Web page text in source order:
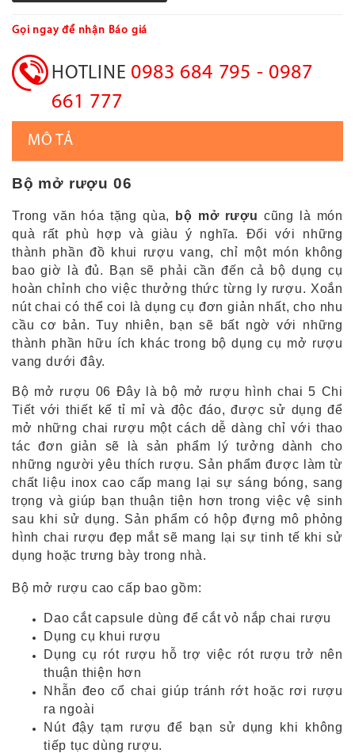
Gọi ngay để nhận Báo giá
HOTLINE 0983 684 795 - 0987
661 777
MÔ TẢ
Bộ mở rượu 06
Trong văn hóa tặng qùa, bộ mở rượu cũng là món
quà rất phù hợp và giàu ý nghĩa. Đối với những
thành phần đồ khui rượu vang, chỉ một món không
bao giờ là đủ. Bạn sẽ phải cần đến cả bộ dụng cụ
hoàn chỉnh cho việc thưởng thức từng ly rượu. Xoắn
nút chai có thể coi là dụng cụ đơn giản nhất, cho nhu
cầu cơ bản. Tuy nhiên, bạn sẽ bất ngờ với những
thành phần hữu ích khác trong bộ dụng cụ mở rượu
vang dưới đây.
Bộ mở rượu 06 Đây là bộ mở rượu hình chai 5 Chi
Tiết với thiết kế tỉ mỉ và độc đáo, được sử dụng để
mở những chai rượu một cách dễ dàng chỉ với thao
tác đơn giản sẽ là sản phẩm lý tưởng dành cho
những người yêu thích rượu. Sản phẩm được làm từ
chất liệu inox cao cấp mang lại sự sáng bóng, sang
trọng và giúp bạn thuận tiện hơn trong việc vệ sinh
sau khi sử dụng. Sản phẩm có hộp đựng mô phỏng
hình chai rượu đẹp mắt sẽ mang lại sự tinh tế khi sử
dụng hoặc trưng bày trong nhà.
Bộ mở rượu cao cấp bao gồm:
Dao cắt capsule dùng để cắt vỏ nắp chai rượu
Dụng cụ khui rượu
Dụng cụ rót rượu hỗ trợ việc rót rượu trở nên
thuận thiện hơn
Nhẫn đeo cổ chai giúp tránh rớt hoặc rơi rượu
ra ngoài
Nút đậy tạm rượu để bạn sử dụng khi không
tiếp tục dùng rượu.